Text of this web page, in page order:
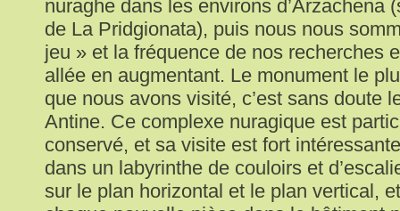
nuraghe dans les environs d’Arzachena
de La Pridgionata), puis nous nous
jeu » et la fréquence de nos recherches
allée en augmentant. Le monument le
que nous avons visité, c’est sans doute
Antine. Ce complexe nuragique est
conservé, et sa visite est fort
dans un labyrinthe de couloirs et
sur le plan horizontal et le plan vertical,